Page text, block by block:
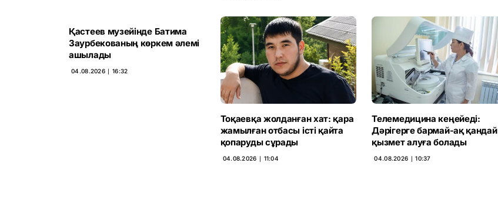
Қастеев музейінде Батима
Заурбекованың көркем әлемі
ашылады
04.08.2026 ∣ 16:32
Тоқаевқа жолданған хат: қара
жамылған отбасы істі қайта
қопаруды сұрады
04.08.2026 ∣ 11:04
Телемедицина кеңейеді:
Дәрігерге бармай-ақ қандай
қызмет алуға болады
04.08.2026 ∣ 10:37